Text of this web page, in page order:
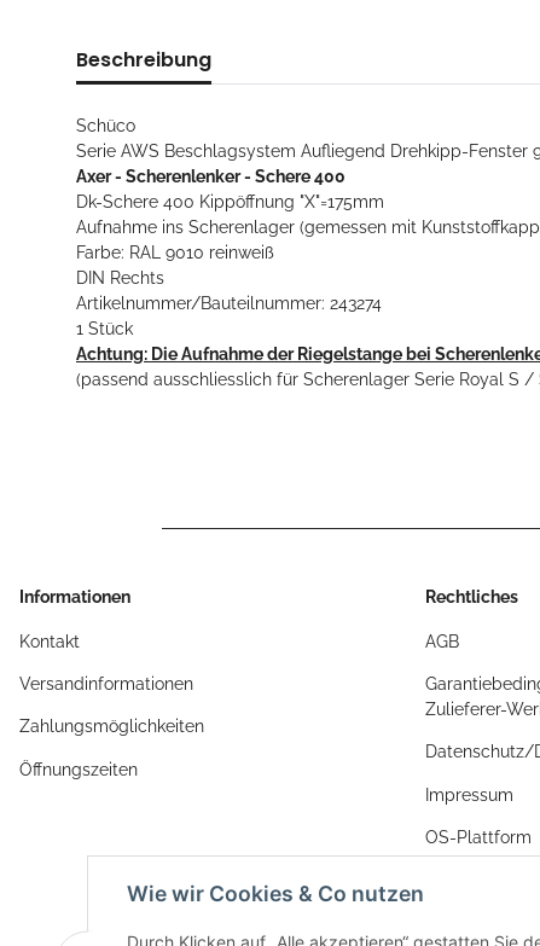
Wie wir Cookies & Co nutzen
Beschreibung
Schüco
Serie AWS Beschlagsystem Aufliegend Drehkipp-Fenster
Axer - Scherenlenker - Schere 400
Dk-Schere 400 Kippöffnung "X"=175mm
Aufnahme ins Scherenlager (gemessen mit
Farbe: RAL 9010 reinweiß
DIN Rechts
Artikelnummer/Bauteilnummer: 243274
1 Stück
Achtung: Die Aufnahme der Riegelstange bei
(passend ausschliesslich für Scherenlager Serie Royal S
Informationen
Kontakt
Versandinformationen
Zahlungsmöglichkeiten
Öffnungszeiten
Rechtliches
AGB
Zulieferer-
Datenschutz/
Impressum
OS-Plattform